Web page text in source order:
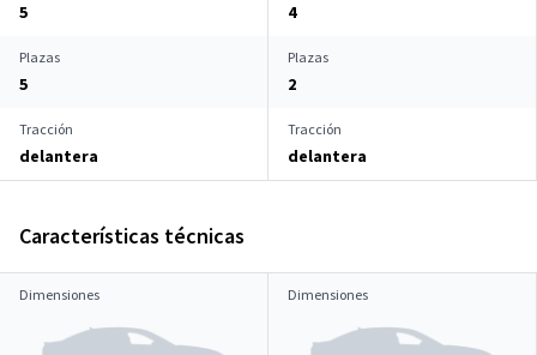
5 4
Plazas
5
Plazas
2
Tracción
delantera
Tracción
delantera
Características técnicas
Dimensiones Dimensiones